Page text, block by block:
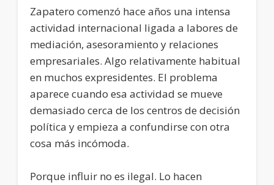
Zapatero comenzó hace años una intensa
actividad internacional ligada a labores de
mediación, asesoramiento y relaciones
empresariales. Algo relativamente habitual
en muchos expresidentes. El problema
aparece cuando esa actividad se mueve
demasiado cerca de los centros de decisión
política y empieza a confundirse con otra
cosa más incómoda.
Porque influir no es ilegal. Lo hacen